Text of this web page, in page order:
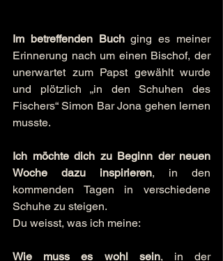
Im betreffenden Buch ging es meiner
Erinnerung nach um einen Bischof, der
unerwartet zum Papst gewählt wurde
und plötzlich „in den Schuhen des
Fischers“ Simon Bar Jona gehen lernen
musste.
Ich möchte dich zu Beginn der neuen
Woche dazu inspirieren, in den
kommenden Tagen in verschiedene
Schuhe zu steigen.
Du weisst, was ich meine:
Wie muss es wohl sein, in der